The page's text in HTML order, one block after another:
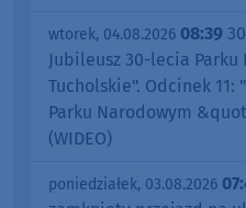
wtorek, 04.08.2026 08:39
Jubileusz 30-lecia
Tucholskie". Odcinek
Parku Narodowym
(WIDEO)
poniedziałek, 03.08.2026